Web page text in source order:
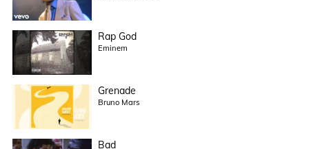
Rap God
Eminem
Grenade
Bruno Mars
Bad